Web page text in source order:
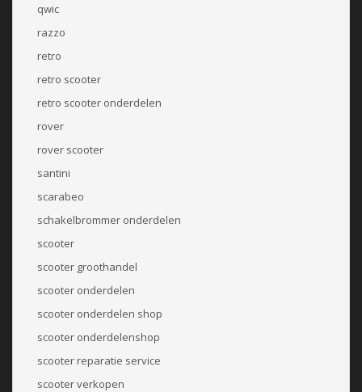
qwic
razzo
retro
retro scooter
retro scooter onderdelen
rover
rover scooter
santini
scarabeo
schakelbrommer onderdelen
scooter
scooter groothandel
scooter onderdelen
scooter onderdelen shop
scooter onderdelenshop
scooter reparatie service
scooter verkopen